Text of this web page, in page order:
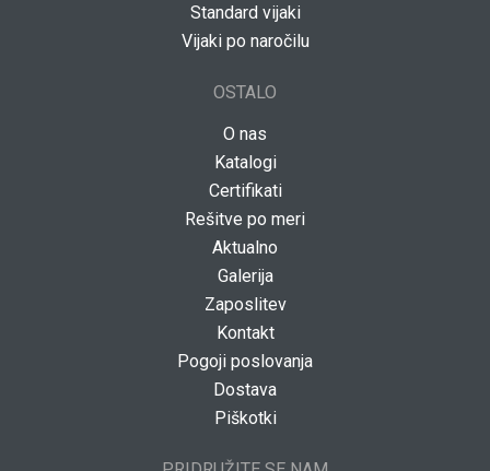
Standard vijaki
Vijaki po naročilu
OSTALO
O nas
Katalogi
Certifikati
Rešitve po meri
Aktualno
Galerija
Zaposlitev
Kontakt
Pogoji poslovanja
Dostava
Piškotki